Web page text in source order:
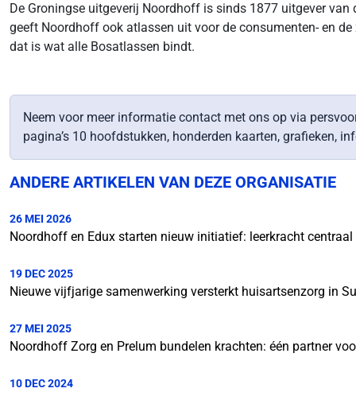
De Groningse uitgeverij Noordhoff is sinds 1877 uitgever van
geeft Noordhoff ook atlassen uit voor de consumenten- en
dat is wat alle Bosatlassen bindt.
Neem voor meer informatie contact met ons op via
pagina’s 10 hoofdstukken, honderden kaarten, grafieken,
ANDERE ARTIKELEN VAN DEZE ORGANISATIE
26 MEI 2026
Noordhoff en Edux starten nieuw initiatief: leerkracht
19 DEC 2025
Nieuwe vijfjarige samenwerking versterkt huisartsenzorg in
27 MEI 2025
Noordhoff Zorg en Prelum bundelen krachten: één partner
10 DEC 2024